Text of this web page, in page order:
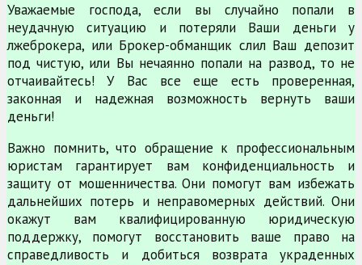
Уважаемые господа, если вы случайно попали в
неудачную ситуацию и потеряли Ваши деньги у
лжеброкера, или Брокер-обманщик слил Ваш депозит
под чистую, или Вы нечаянно попали на развод, то не
отчаивайтесь! У Вас все еще есть проверенная,
законная и надежная возможность вернуть ваши
деньги!
Важно помнить, что обращение к профессиональным
юристам гарантирует вам конфиденциальность и
защиту от мошенничества. Они помогут вам избежать
дальнейших потерь и неправомерных действий. Они
окажут вам квалифицированную юридическую
поддержку, помогут восстановить ваше право на
справедливость и добиться возврата украденных